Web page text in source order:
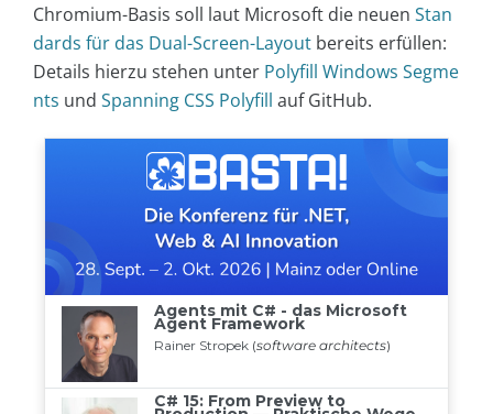
Chromium-Basis soll laut Microsoft die neuen Stan
dards für das Dual-Screen-Layout bereits erfüllen:
Details hierzu stehen unter Polyfill Windows Segme
nts und Spanning CSS Polyfill auf GitHub.